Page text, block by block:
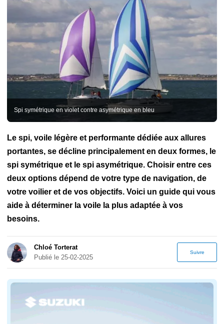
minute ?
AmarreApprendre la navigation Balisage
Batterie
Entretien GPS Gréement
Horaires des marées
Manoeuvre Matelotage Médical Noeud marin Permis bateau
Réglage de voile
Réglementation maritime
Règles de barre
Règles de priorités
Spi symétrique en violet contre asymétrique en bleu
Le spi, voile légère et performante dédiée aux allures
portantes, se décline principalement en deux formes, le
spi symétrique et le spi asymétrique. Choisir entre ces
deux options dépend de votre type de navigation, de
votre voilier et de vos objectifs. Voici un guide qui vous
aide à déterminer la voile la plus adaptée à vos
besoins.
Chloé Torterat
Publié le 25-02-2025
Suivre